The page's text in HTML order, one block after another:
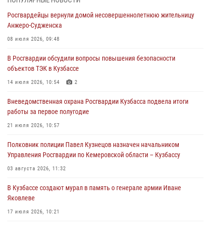
05 августа 2026, 09:30
Росгвардейцы задержали участника драки, причинившего побои
05 августа 2026, 08:50
Росгвардейцы пресекли нарушение общественного порядка на
Росгвардейцы в Юрге пресекли попытку проникновения на
Росгвардейцы вернули домой несовершеннолетнюю жительницу
Анжеро-Судженска
08 июля 2026, 09:48
В Росгвардии обсудили вопросы повышения безопасности
объектов ТЭК в Кузбассе
14 июля 2026, 10:54 2
Вневедомственная охрана Росгвардии Кузбасса подвела итоги
работы за первое полугодие
21 июля 2026, 10:57
Полковник полиции Павел Кузнецов назначен начальником
Управления Росгвардии по Кемеровской области – Кузбассу
03 августа 2026, 11:32
В Кузбассе создают мурал в память о генерале армии Иване
Яковлеве
17 июля 2026, 10:21